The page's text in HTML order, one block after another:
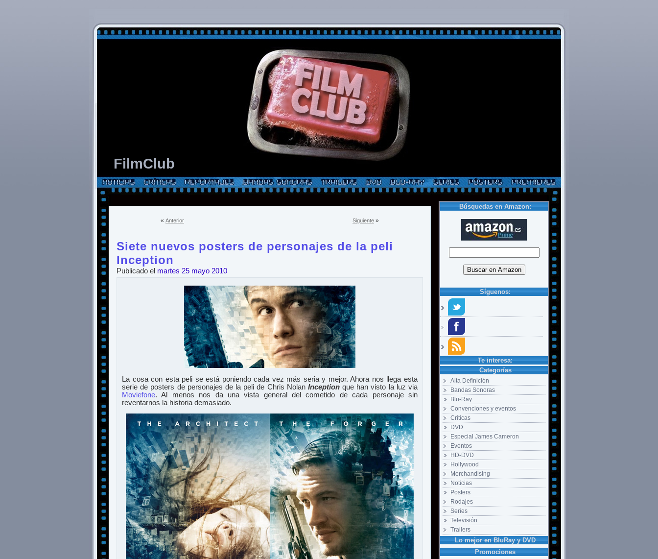
FilmClub
Búsquedas en Amazon:
Síguenos:
Te interesa:
Categorías
Alta Definición
Bandas Sonoras
Blu-Ray
Convenciones y eventos
Críticas
DVD
Especial James Cameron
Eventos
HD-DVD
Hollywood
Merchandising
Noticias
Posters
Rodajes
Series
Televisión
Trailers
Lo mejor en BluRay y DVD
Promociones
Siguiente »
« Anterior
Siete nuevos posters de personajes de la peli
Inception
Publicado el martes 25 mayo 2010
La cosa con esta peli se está poniendo cada vez más seria y mejor. Ahora nos llega esta
serie de posters de personajes de la peli de Chris Nolan Inceptionque han visto la luz via
Moviefone. Al menos nos da una vista general del cometido de cada personaje sin
reventarnos la historia demasiado.